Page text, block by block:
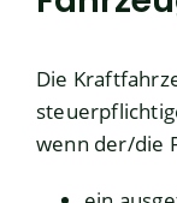
Die
wenn der/die